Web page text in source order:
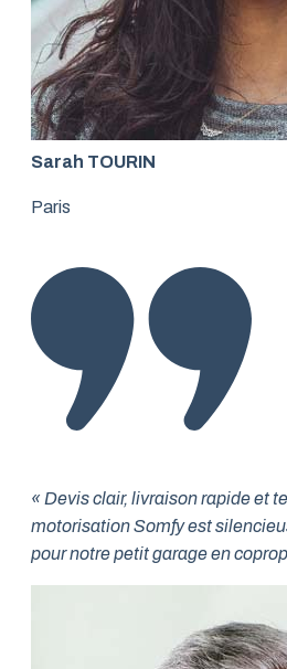
Sarah TOURIN
Paris
« Devis clair, livraison rapide et
motorisation Somfy est
pour notre petit garage en